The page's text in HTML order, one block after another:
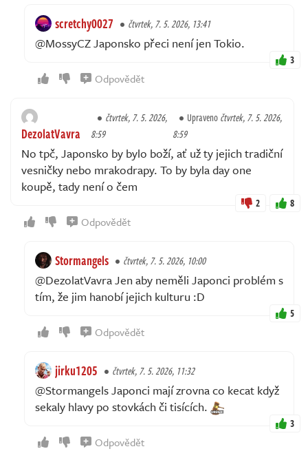
scretchy0027 čtvrtek, 7. 5. 2026, 13:41
@MossyCZ Japonsko přeci není jen Tokio.
3
Odpovědět
DezolatVavra
čtvrtek, 7. 5. 2026,
8:59
Upravenočtvrtek, 7. 5. 2026,
8:59
No tpč, Japonsko by bylo boží, ať už ty jejich tradiční
vesničky nebo mrakodrapy. To by byla day one
koupě, tady není o čem
2 8
Odpovědět
Stormangels čtvrtek, 7. 5. 2026, 10:00
@DezolatVavra Jen aby neměli Japonci problém s
tím, že jim hanobí jejich kulturu :D
5
Odpovědět
jirku1205 čtvrtek, 7. 5. 2026, 11:32
@Stormangels Japonci mají zrovna co kecat když
sekaly hlavy po stovkách či tisících.
3
Odpovědět